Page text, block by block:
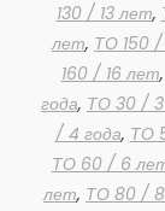
130 / 13 лет,
лет, ТО 150
160 / 16 лет,
года, ТО 30 / 3
/ 4 года, ТО
ТО 60 / 6
лет, ТО 80 /